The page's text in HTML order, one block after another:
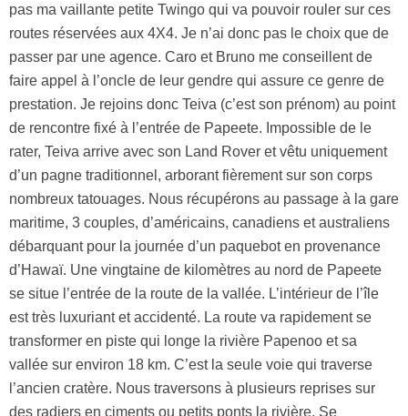
pas ma vaillante petite Twingo qui va pouvoir rouler sur ces
routes réservées aux 4X4. Je n’ai donc pas le choix que de
passer par une agence. Caro et Bruno me conseillent de
faire appel à l’oncle de leur gendre qui assure ce genre de
prestation. Je rejoins donc Teiva (c’est son prénom) au point
de rencontre fixé à l’entrée de Papeete. Impossible de le
rater, Teiva arrive avec son Land Rover et vêtu uniquement
d’un pagne traditionnel, arborant fièrement sur son corps
nombreux tatouages. Nous récupérons au passage à la gare
maritime, 3 couples, d’américains, canadiens et australiens
débarquant pour la journée d’un paquebot en provenance
d’Hawaï. Une vingtaine de kilomètres au nord de Papeete
se situe l’entrée de la route de la vallée. L’intérieur de l’île
est très luxuriant et accidenté. La route va rapidement se
transformer en piste qui longe la rivière Papenoo et sa
vallée sur environ 18 km. C’est la seule voie qui traverse
l’ancien cratère. Nous traversons à plusieurs reprises sur
des radiers en ciments ou petits ponts la rivière. Se